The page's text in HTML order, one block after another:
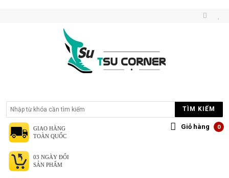
TÌM KIẾM
Giỏ hàng 0
GIAO HÀNG
TOÀN QUỐC
03 NGÀY ĐỔI
SẢN PHẨM